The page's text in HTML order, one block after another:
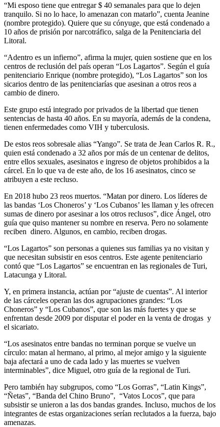
“Mi esposo tiene que entregar $ 40 semanales para que lo dejen
tranquilo. Si no lo hace, lo amenazan con matarlo”, cuenta Jeanine
(nombre protegido). Quiere que su cónyuge, que está condenado a
10 años de prisión por narcotráfico, salga de la Penitenciaria del
Litoral.
“Adentro es un infierno”, afirma la mujer, quien sostiene que en los
centros de reclusión del país operan “Los Lagartos”. Según el guía
penitenciario Enrique (nombre protegido), “Los Lagartos” son los
sicarios dentro de las penitenciarías que asesinan a otros reos a
cambio de dinero.
Este grupo está integrado por privados de la libertad que tienen
sentencias de hasta 40 años. En su mayoría, además de la condena,
tienen enfermedades como VIH y tuberculosis.
De estos reos sobresale alias “Yango”. Se trata de Jean Carlos R. R.,
quien está condenado a 32 años por más de un centenar de delitos,
entre ellos sexuales, asesinatos e ingreso de objetos prohibidos a la
cárcel. En lo que va de este año, de los 16 asesinatos, cinco se
atribuyen a este recluso.
En 2018 hubo 23 reos muertos. “Matan por dinero. Los líderes de
las bandas ‘Los Choneros’ y ‘Los Cubanos’ les llaman y les ofrecen
sumas de dinero por asesinar a los otros reclusos”, dice Ángel, otro
guía que quiso mantener su nombre en reserva. Pero no solamente
reciben dinero. Algunos, en cambio, reciben drogas.
“Los Lagartos” son personas a quienes sus familias ya no visitan y
que necesitan subsistir en esos centros. Este agente penitenciario
contó que “Los Lagartos” se encuentran en las regionales de Turi,
Latacunga y Litoral.
Y, en primera instancia, actúan por “ajuste de cuentas”. Al interior
de las cárceles operan las dos agrupaciones grandes: “Los
Choneros” y “Los Cubanos”, que son las más fuertes y que se
enfrentan desde 2009 por disputar el poder en la venta de drogas y
el sicariato.
“Los asesinatos entre bandas no terminan porque se vuelve un
círculo: matan al hermano, al primo, al mejor amigo y la siguiente
baja afectará a uno de cada lado y las muertes se vuelven
interminables”, dice Miguel, otro guía de la regional de Turi.
Pero también hay subgrupos, como “Los Gorras”, “Latin Kings”,
“Ñetas”, “Banda del Chino Bruno”, “Vatos Locos”, que para
subsistir se unieron a las dos bandas grandes. Incluso, muchos de los
integrantes de estas organizaciones serían reclutados a la fuerza, bajo
amenazas.